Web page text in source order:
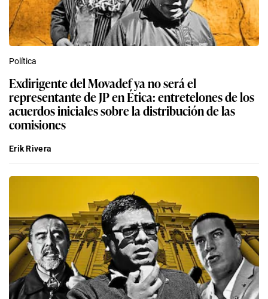
Política
Exdirigente del Movadef ya no será el
representante de JP en Ética: entretelones de los
acuerdos iniciales sobre la distribución de las
comisiones
Erik Rivera